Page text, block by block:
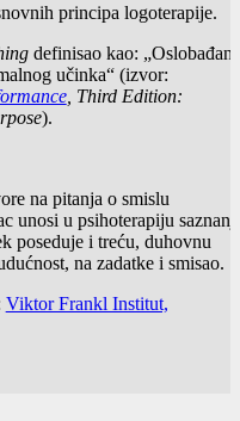
principa logoterapije.
definisao kao:
učinka“ (izvor:
, Third Edition:
).
na pitanja o smislu
unosi u psihoterapiju
poseduje i treću, duhovnu
na zadatke i smisao.
Viktor Frankl Institut,